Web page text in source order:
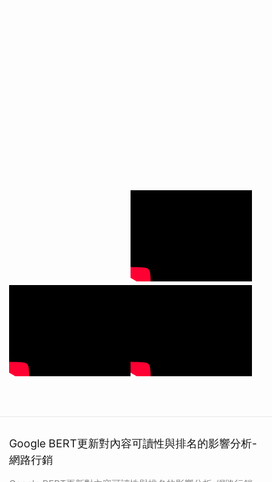
Google BERT更新對內容可讀性與排名的影響分析-
網路行銷